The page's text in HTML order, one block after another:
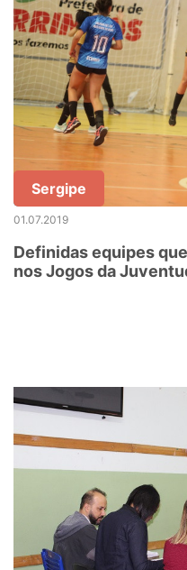
Sergipe
01.07.2019
Definidas equipes
nos Jogos da